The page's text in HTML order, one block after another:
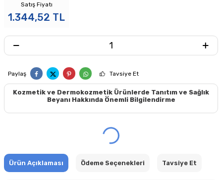
Satış Fiyatı
1.344,52 TL
Paylaş Tavsiye Et
Kozmetik ve Dermokozmetik Ürünlerde Tanıtım ve Sağlık
Beyanı Hakkında Önemli Bilgilendirme
Ürün Açıklaması Ödeme Seçenekleri Tavsiye Et